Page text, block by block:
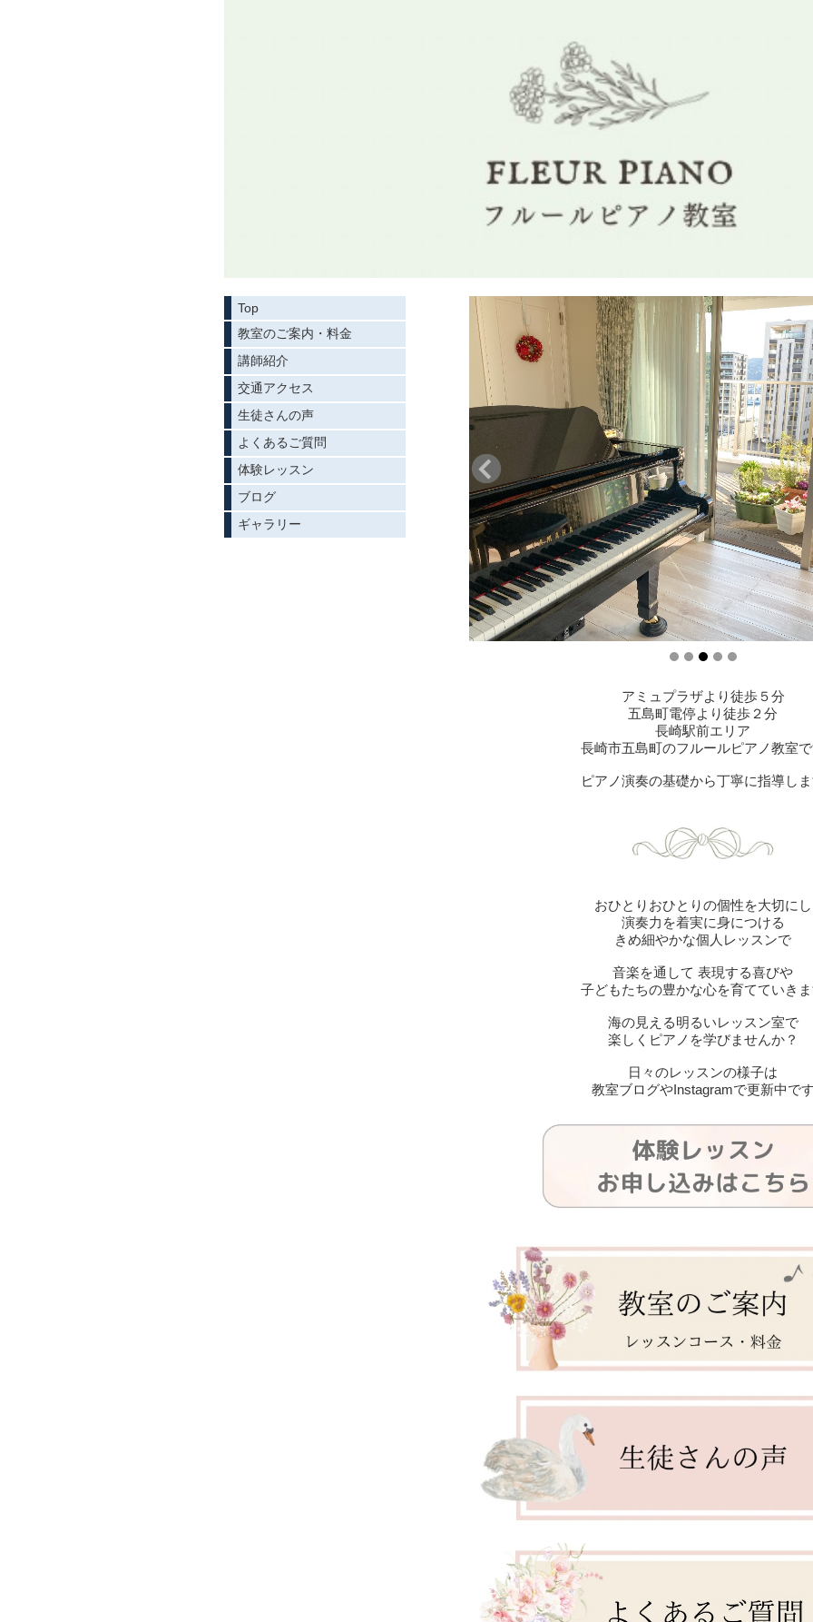
アミュプラザより徒歩５分
五島町電停より徒歩２分
長崎駅前エリア
長崎市五島町のフルールピアノ教室
ピアノ演奏の基礎から丁寧に指導し
おひとりおひとりの個性を大切にし
演奏力を着実に身につける
きめ細やかな個人レッスンで
音楽を通して 表現する喜びや
子どもたちの豊かな心を育てていき
海の見える明るいレッスン室で
楽しくピアノを学びませんか？
日々のレッスンの様子は
教室ブログやInstagramで更新中で
Top
教室のご案内・料金
講師紹介
交通アクセス
生徒さんの声
よくあるご質問
体験レッスン
ブログ
ギャラリー